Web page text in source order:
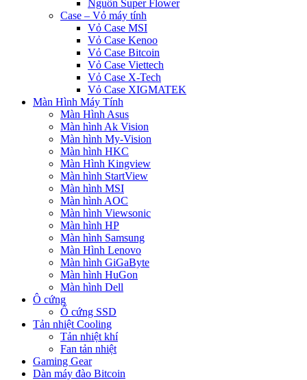
Nguồn Super Flower
Case – Vỏ máy tính
Vỏ Case MSI
Vỏ Case Kenoo
Vỏ Case Bitcoin
Vỏ Case Viettech
Vỏ Case X-Tech
Vỏ Case XIGMATEK
Màn Hình Máy Tính
Màn Hình Asus
Màn hình Ak Vision
Màn hình My-Vision
Màn hình HKC
Màn Hình Kingview
Màn hình StartView
Màn hình MSI
Màn hình AOC
Màn hình Viewsonic
Màn hình HP
Màn hình Samsung
Màn Hình Lenovo
Màn hình GiGaByte
Màn hình HuGon
Màn hình Dell
Ô cứng
Ổ cứng SSD
Tản nhiệt Cooling
Tản nhiệt khí
Fan tản nhiệt
Gaming Gear
Dàn máy đào Bitcoin